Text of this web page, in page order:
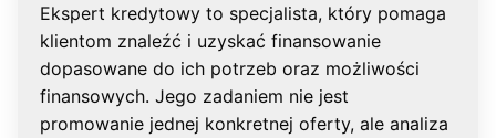
Ekspert kredytowy to specjalista, który pomaga
klientom znaleźć i uzyskać finansowanie
dopasowane do ich potrzeb oraz możliwości
finansowych. Jego zadaniem nie jest
promowanie jednej konkretnej oferty, ale analiza